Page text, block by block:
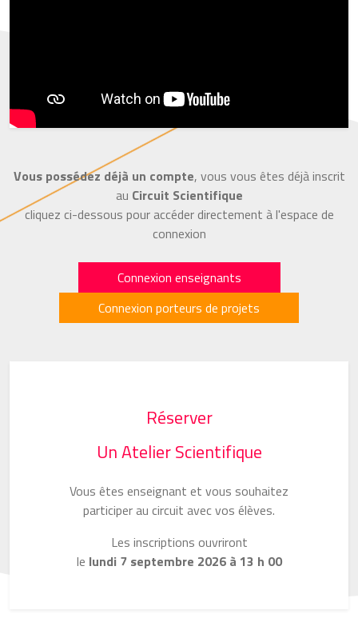
Vous possédez déjà un compte, vous vous êtes déjà inscrit
au Circuit Scientifique
cliquez ci-dessous pour accéder directement à l'espace de
connexion
Connexion enseignants
Connexion porteurs de projets
Réserver
Un Atelier Scientifique
Vous êtes enseignant et vous souhaitez
participer au circuit avec vos élèves.
Les inscriptions ouvriront
le lundi 7 septembre 2026 à 13 h 00